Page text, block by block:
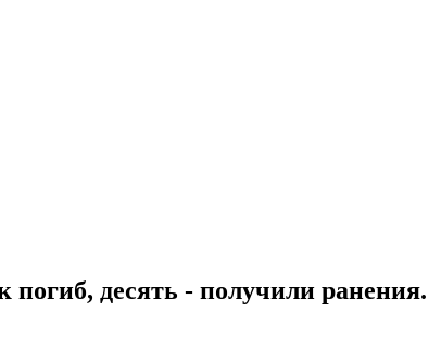
погиб, десять - получили ранения.